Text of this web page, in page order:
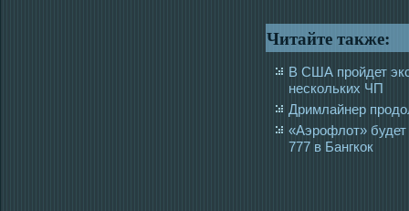
Читайте также:
В США пройдет
нескольких ЧП
Дримлайнер
«Аэрофлот»
777 в Бангкок